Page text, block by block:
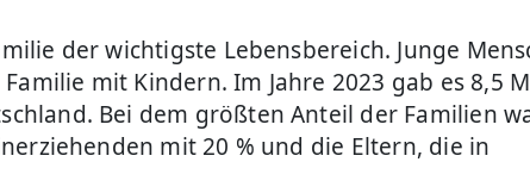
der wichtigste Lebensbereich. Junge
mit Kindern. Im Jahre 2023 gab es 8,5
Bei dem größten Anteil der Familien
mit 20 % und die Eltern, die in